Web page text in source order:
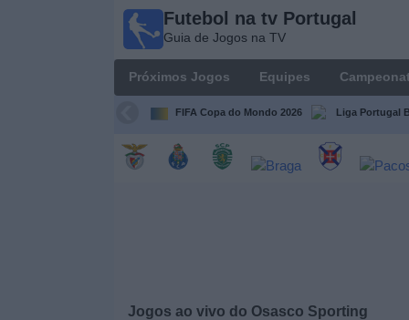
Futebol na tv Portugal
Guia de Jogos na TV
Próximos Jogos Equipes
FIFA Copa do Mondo 2026 Liga Portugal
Jogos ao vivo do Osasco Sporting
Portugal
Jogos na TV